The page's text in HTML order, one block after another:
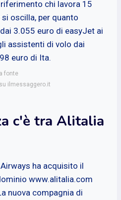
chi lavora 15
oscilla, per quanto
3.055 euro di easyJet ai
assistenti di volo dai
euro di Ita.
fonte
ilmessaggero.it
c'è tra Alitalia
ha acquisito il
www.alitalia.com
nuova compagnia di